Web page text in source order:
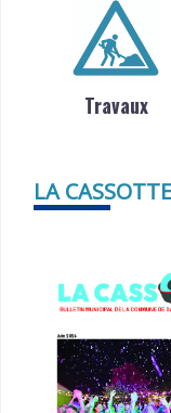
Travaux
LA CASSOTTE